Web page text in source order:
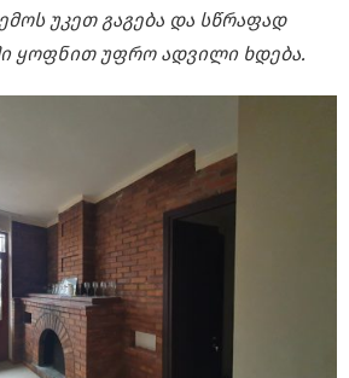
უკეთ გაგება და სწრაფად
ყოფნით უფრო ადვილი ხდება.